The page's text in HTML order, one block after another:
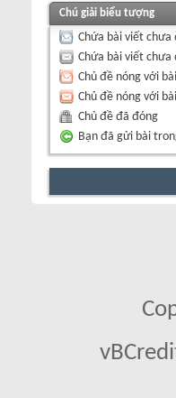
Chú giải biểu tượng
Chứa bài viết chưa
Chứa bài viết chưa
Chủ đề nóng với
Chủ đề nóng với
Chủ đề đã đóng
Bạn đã gửi bài